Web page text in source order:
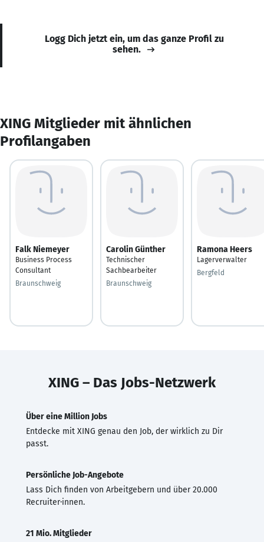
Logg Dich jetzt ein, um das ganze Profil zu
sehen.
XING Mitglieder mit ähnlichen
Profilangaben
Falk Niemeyer
Business Process
Consultant
Braunschweig
Carolin Günther
Technischer
Sachbearbeiter
Braunschweig
Ramona Heers
Lagerverwalter
Bergfeld
XING – Das Jobs-Netzwerk
Über eine Million Jobs
Entdecke mit XING genau den Job, der wirklich zu Dir
passt.
Persönliche Job-Angebote
Lass Dich finden von Arbeitgebern und über 20.000
Recruiter·innen.
21 Mio. Mitglieder